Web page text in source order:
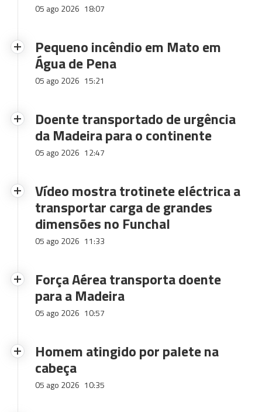
05 ago 2026 18:07
Pequeno incêndio em Mato em
Água de Pena
05 ago 2026 15:21
Doente transportado de urgência
da Madeira para o continente
05 ago 2026 12:47
Vídeo mostra trotinete eléctrica a
transportar carga de grandes
dimensões no Funchal
05 ago 2026 11:33
Força Aérea transporta doente
para a Madeira
05 ago 2026 10:57
Homem atingido por palete na
cabeça
05 ago 2026 10:35